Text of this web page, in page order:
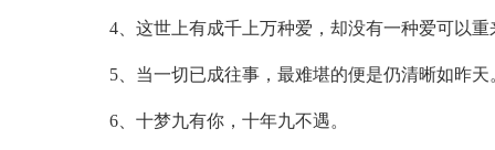
4、这世上有成千上万种爱，却没有一种爱可以重
5、当一切已成往事，最难堪的便是仍清晰如昨天
6、十梦九有你，十年九不遇。